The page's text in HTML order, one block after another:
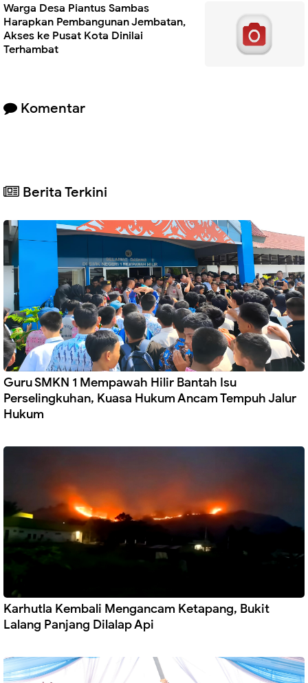
Warga Desa Piantus Sambas
Harapkan Pembangunan Jembatan,
Akses ke Pusat Kota Dinilai
Terhambat
Komentar
Berita Terkini
Guru SMKN 1 Mempawah Hilir Bantah Isu
Perselingkuhan, Kuasa Hukum Ancam Tempuh Jalur
Hukum
Karhutla Kembali Mengancam Ketapang, Bukit
Lalang Panjang Dilalap Api